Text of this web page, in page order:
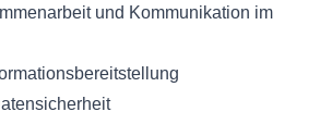
und Kommunikation im